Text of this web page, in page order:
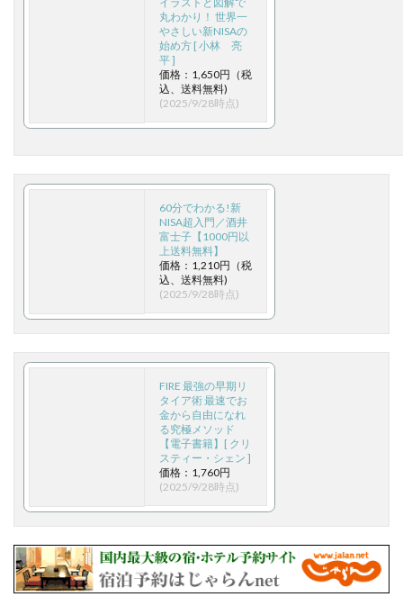
丸わかり！ 世界一
やさしい新NISAの
始め方 [ 小林 亮
平 ]
価格：1,650円（税
込、送料無料)
(2025/9/28時点)
60分でわかる!新
NISA超入門／酒井
富士子【1000円以
上送料無料】
価格：1,210円（税
込、送料無料)
(2025/9/28時点)
FIRE 最強の早期リ
タイア術 最速でお
金から自由になれ
る究極メソッド
【電子書籍】[ クリ
スティー・シェン ]
価格：1,760円
(2025/9/28時点)